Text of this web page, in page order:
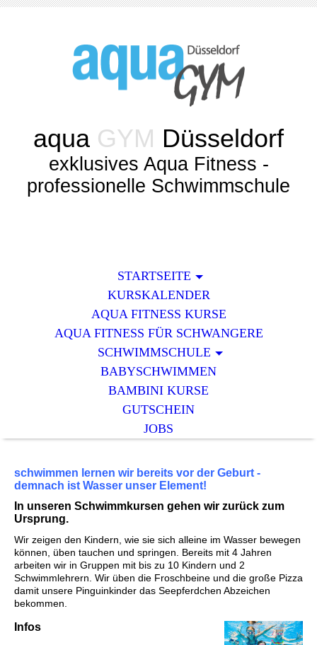
aqua GYM Düsseldorf
exklusives Aqua Fitness -
professionelle Schwimmschule
STARTSEITE
KURSKALENDER
AQUA FITNESS KURSE
AQUA FITNESS FÜR SCHWANGERE
SCHWIMMSCHULE
BABYSCHWIMMEN
BAMBINI KURSE
GUTSCHEIN
JOBS
schwimmen lernen wir bereits vor der Geburt -
demnach ist Wasser unser Element!
In unseren Schwimmkursen gehen wir zurück zum
Ursprung.
Wir zeigen den Kindern, wie sie sich alleine im Wasser bewegen
können, üben tauchen und springen. Bereits mit 4 Jahren
arbeiten wir in Gruppen mit bis zu 10 Kindern und 2
Schwimmlehrern. Wir üben die Froschbeine und die große Pizza
damit unsere Pinguinkinder das Seepferdchen Abzeichen
bekommen.
Infos